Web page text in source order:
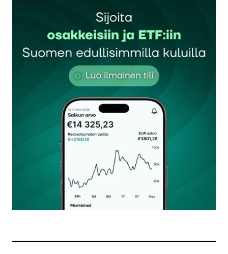
Hyundai Nexolla lähes 900 km.
Vetysähköauton yksi hyvä puoli on myös se ettei
sisätilojen lämmitys lyhennä talvella
toimintamatkaa.
Myöskään toimintamatka ei iän myötä lyhene
kuten käy akkusähköautoille.
Vetyauto jopa puhdistaa ilmaa ajon aikana.
Suomi on Euroopan ainut maa jossa ei ole vielä
vetytankkausasemia.
Suomeenkin pitäisi pikkuhiljaa alkaa rakentamaan
vedyntankkausverkostoa.
8.8.2021 at 09:27